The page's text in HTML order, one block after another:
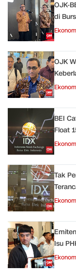
OJK-
di
OJK
BEI
Float
Tak
Isu